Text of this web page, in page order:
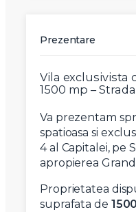
Prezentare
Vila exclusivista
1500 mp –
Va prezentam
spatioasa si
4 al Capitalei, pe
apropierea
Proprietatea
suprafata de